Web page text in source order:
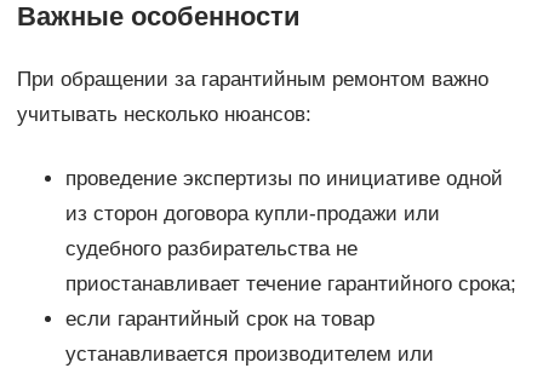
Важные особенности
При обращении за гарантийным ремонтом важно
учитывать несколько нюансов:
проведение экспертизы по инициативе одной
из сторон договора купли-продажи или
судебного разбирательства не
приостанавливает течение гарантийного срока;
если гарантийный срок на товар
устанавливается производителем или